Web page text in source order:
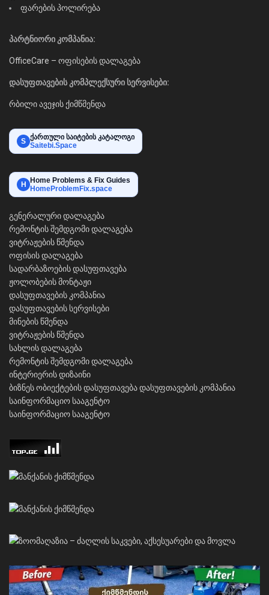
ფარების პოლირება
პარტნიორი კომპანია:
OfficeCare – ოფისების დალაგება
დასუფთავების კომპლექსური სერვისები:
რბილი ავეჯის ქიმწმენდა
S ქართული საიტების კატალოგი
Saitebi.Space
H
Home Problems & Fix Guides
HomeProblemFix.space
გენერალური დალაგება
რემონტის შემდგომი დალაგება
ვიტრაჟების წმენდა
ოფისის დალაგება
სადარბაზოების დასუფთავება
ჟოლობების მონტაჟი
დასუფთავების კომპანია
დასუფთავების სერვისები
მინების წმენდა
ვიტრაჟების წმენდა
სახლის დალაგება
რემონტის შემდგომი დალაგება
ინტერიერის დიზაინი
ბიზნეს ობიექტების დასუფთავებადასუფთავების კომპანია
საინფორმაციო სააგენტო
საინფორმაციო სააგენტო